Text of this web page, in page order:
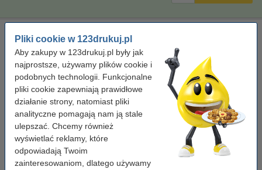
Pliki cookie w 123drukuj.pl
Aby zakupy w 123drukuj.pl były jak
najprostsze, używamy plików cookie i
podobnych technologii. Funkcjonalne
pliki cookie zapewniają prawidłowe
działanie strony, natomiast pliki
analityczne pomagają nam ją stale
ulepszać. Chcemy również
wyświetlać reklamy, które
odpowiadają Twoim
zainteresowaniom, dlatego używamy
ściereczka do czyszczenia 43 x 32 cm
999058
Kliknij i sprawdź całą specyfikacje
Dostępny
Zamów na poniedziałek
7,50 zł Zamawiam